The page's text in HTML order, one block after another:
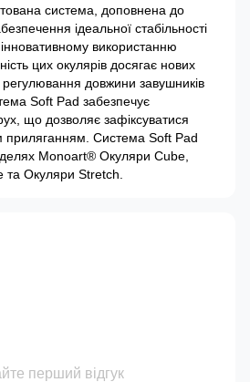
система, доповнена до
ідеальної стабільності
використанню
цих окулярів досягає нових
регулювання довжини завушників
Soft Pad забезпечує
що дозволяє зафіксуватися
приляганням. Система Soft Pad
Monoart® Окуляри Cube,
Окуляри Stretch.
перший відгук